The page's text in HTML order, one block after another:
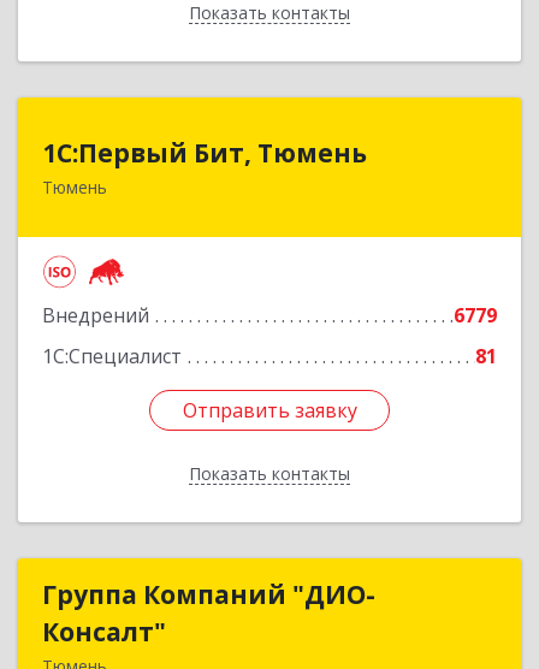
Показать контакты
Назад
1С:Первый Бит, Тюмень
Тюмень
Внедрений
6779
1С:Специалист
81
Отправить заявку
Показать контакты
1С:Первый Бит, Тюмень
625000, Тюменская обл, Тюмень г, Республики
Отправить заявку
Назад
Группа Компаний "ДИО-
Консалт"
Группа Компаний "ДИО-